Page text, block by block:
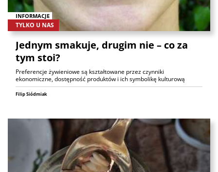
INFORMACJE
TYLKO U NAS
Jednym smakuje, drugim nie – co za
tym stoi?
Preferencje żywieniowe są kształtowane przez czynniki
ekonomiczne, dostępność produktów i ich symbolikę kulturową
Filip Siódmiak